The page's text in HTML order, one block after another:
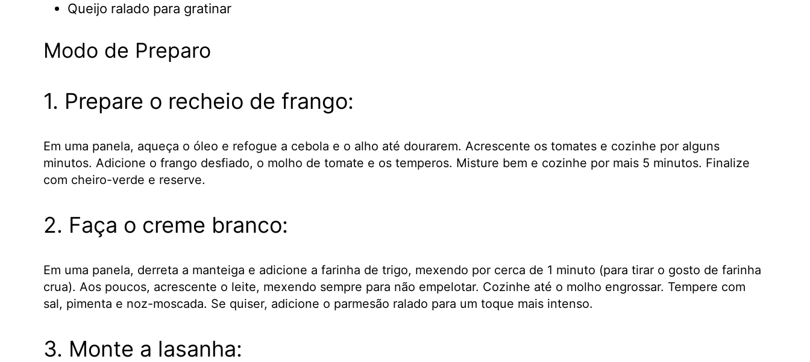
Queijo ralado para gratinar
Modo de Preparo
1. Prepare o recheio de frango:
Em uma panela, aqueça o óleo e refogue a cebola e o alho até dourarem. Acrescente os tomates e cozinhe por alguns
minutos. Adicione o frango desfiado, o molho de tomate e os temperos. Misture bem e cozinhe por mais 5 minutos. Finalize
com cheiro-verde e reserve.
2. Faça o creme branco:
Em uma panela, derreta a manteiga e adicione a farinha de trigo, mexendo por cerca de 1 minuto (para tirar o gosto de farinha
crua). Aos poucos, acrescente o leite, mexendo sempre para não empelotar. Cozinhe até o molho engrossar. Tempere com
sal, pimenta e noz-moscada. Se quiser, adicione o parmesão ralado para um toque mais intenso.
3. Monte a lasanha: